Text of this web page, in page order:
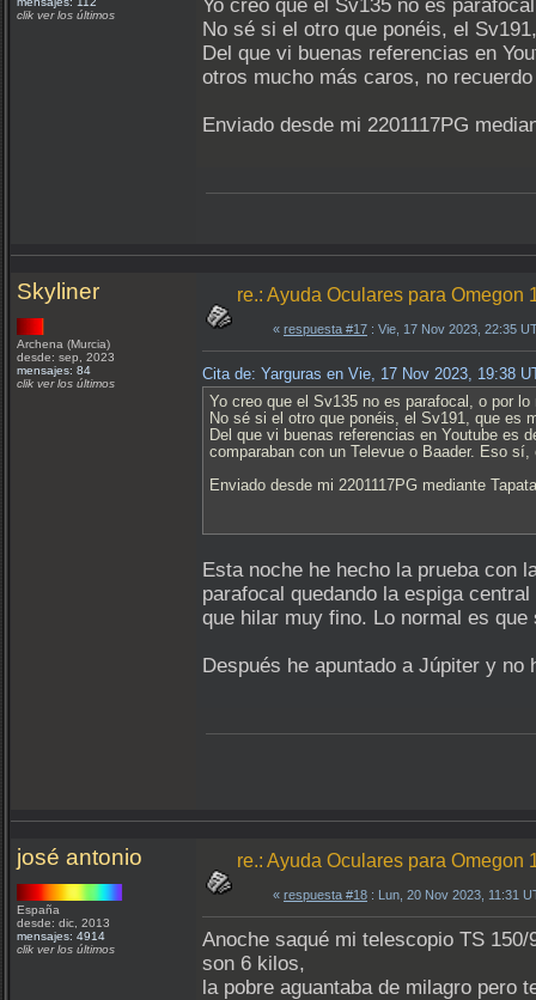
clik ver los últimos
Yo creo que el Sv135 no es
No sé si el otro que ponéis, el
Del que vi buenas referencias en
otros mucho más caros, no
Enviado desde mi 2201117PG
Skyliner
Archena (Murcia)
desde: sep, 2023
mensajes: 84
clik ver los últimos
re.: Ayuda Oculares para
« respuesta #17 : Vie, 17 Nov 2023, 22:35
Cita de: Yarguras en Vie, 17 Nov 2023, 19:38
Yo creo que el Sv135 no es parafocal, o por
No sé si el otro que ponéis, el Sv191, que es
Del que vi buenas referencias en Youtube es
comparaban con un Televue o Baader. Eso
Enviado desde mi 2201117PG mediante
Esta noche he hecho la prueba con
parafocal quedando la espiga
que hilar muy fino. Lo normal es
Después he apuntado a Júpiter y
josé antonio
España
desde: dic, 2013
mensajes: 4914
clik ver los últimos
re.: Ayuda Oculares para
« respuesta #18 : Lun, 20 Nov 2023, 11:31
Anoche saqué mi telescopio TS
son 6 kilos,
la pobre aguantaba de milagro pero